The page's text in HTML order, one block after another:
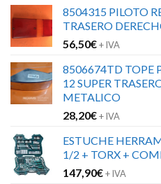
8504315 PILOTO
TRASERO
56,50€+ IVA
8506674TD TOPE
12 SUPER
METALICO
28,20€+ IVA
ESTUCHE
1/2 + TORX +
147,90€+ IVA